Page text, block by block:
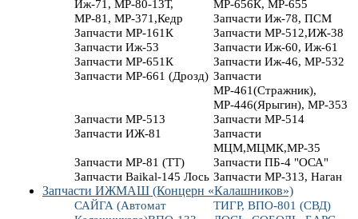
Иж-71, МР-80-13Т,
МР-81, МР-371,Кедр
МР-656К, МР-655
Запчасти Иж-78, ПСМ
Запчасти МР-161К
Запчасти МР-512,ИЖ-38
Запчасти Иж-53
Запчасти Иж-60, Иж-61
Запчасти МР-651К
Запчасти Иж-46, МР-532
Запчасти МР-661 (Дрозд) Запчасти
МР-461(Стражник),
МР-446(Ярыгин), МР-353
Запчасти МР-513
Запчасти МР-514
Запчасти ИЖ-81
Запчасти
МЦМ,МЦМК,МР-35
Запчасти МР-81 (ТТ)
Запчасти ПБ-4 "ОСА"
Запчасти Baikal-145 Лось Запчасти МР-313, Наган
Запчасти ИЖМАШ (Концерн «Калашников»)
САЙГА (Автомат
ТИГР, ВПО-801 (СВД)